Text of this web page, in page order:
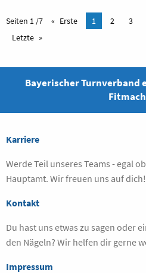
Seiten 1 /7 Erste 1 2 3
Letzte
Bayerischer Turnverband
Karriere
Werde Teil unseres Teams - egal
Hauptamt. Wir freuen uns auf dich!
Kontakt
Du hast uns etwas zu sagen oder
den Nägeln? Wir helfen dir gerne
Impressum